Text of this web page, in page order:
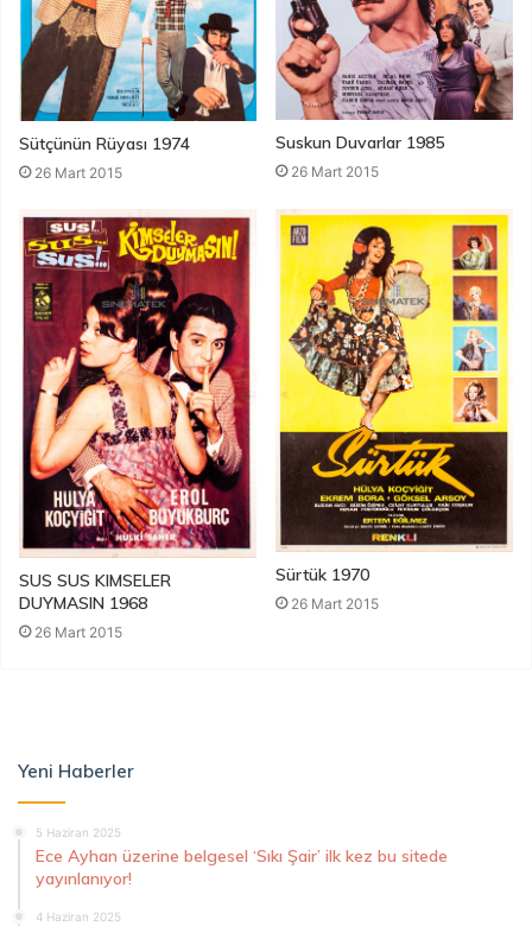
Sütçünün Rüyası 1974
26 Mart 2015
Suskun Duvarlar 1985
26 Mart 2015
SUS SUS KIMSELER
DUYMASIN 1968
26 Mart 2015
Sürtük 1970
26 Mart 2015
Yeni Haberler
5 Haziran 2025
Ece Ayhan üzerine belgesel ‘Sıkı Şair’ ilk kez bu sitede
yayınlanıyor!
4 Haziran 2025